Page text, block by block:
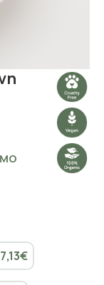
7,13€